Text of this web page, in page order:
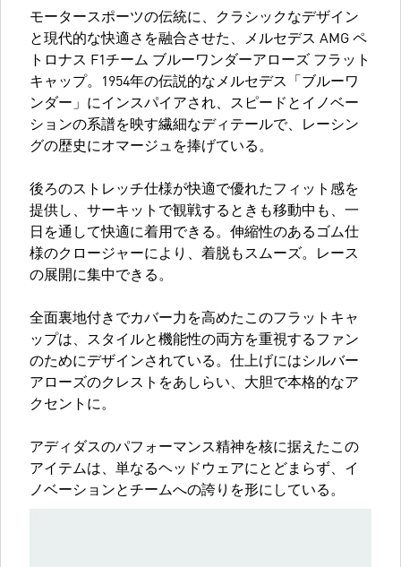
モータースポーツの伝統に、クラシックなデザイン
と現代的な快適さを融合させた、メルセデス AMG ペ
トロナス F1チーム ブルーワンダーアローズ フラット
キャップ。1954年の伝説的なメルセデス「ブルーワ
ンダー」にインスパイアされ、スピードとイノベー
ションの系譜を映す繊細なディテールで、レーシン
グの歴史にオマージュを捧げている。
後ろのストレッチ仕様が快適で優れたフィット感を
提供し、サーキットで観戦するときも移動中も、一
日を通して快適に着用できる。伸縮性のあるゴム仕
様のクロージャーにより、着脱もスムーズ。レース
の展開に集中できる。
全面裏地付きでカバー力を高めたこのフラットキャ
ップは、スタイルと機能性の両方を重視するファン
のためにデザインされている。仕上げにはシルバー
アローズのクレストをあしらい、大胆で本格的なア
クセントに。
アディダスのパフォーマンス精神を核に据えたこの
アイテムは、単なるヘッドウェアにとどまらず、イ
ノベーションとチームへの誇りを形にしている。